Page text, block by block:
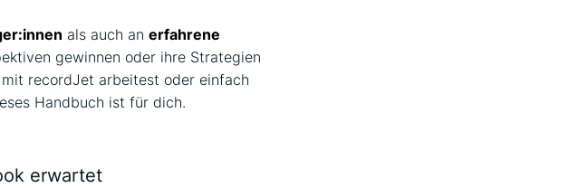
als auch an erfahrene
gewinnen oder ihre Strategien
recordJet arbeitest oder einfach
Handbuch ist für dich.
erwartet